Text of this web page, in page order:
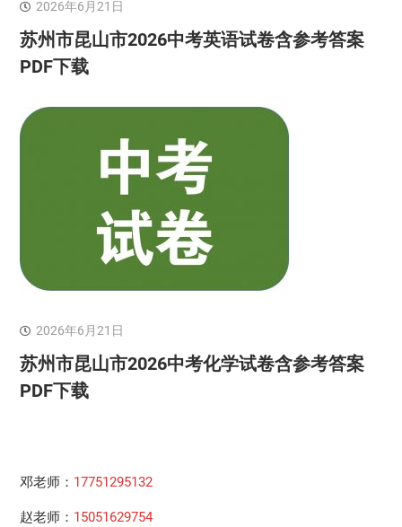
2026年6月21日
苏州市昆山市2026中考英语试卷含参考答案
PDF下载
2026年6月21日
苏州市昆山市2026中考化学试卷含参考答案
PDF下载
邓老师： 17751295132
赵老师： 15051629754